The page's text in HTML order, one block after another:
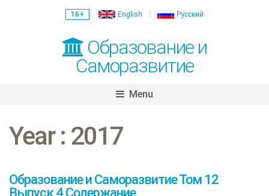
16+ English Русский
Образование и
Саморазвитие
Menu
content
Year : 2017
Образование и Саморазвитие Том 12
Выпуск 4 Содержание